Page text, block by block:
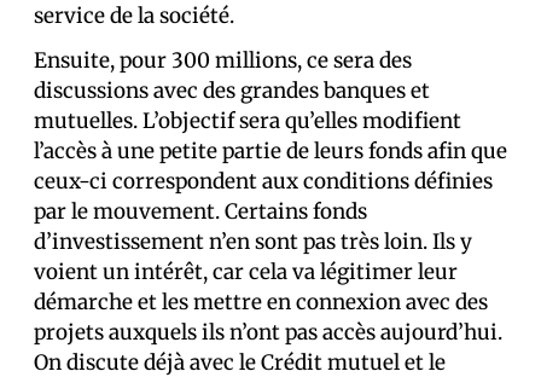
service de la société.
Ensuite, pour 300 millions, ce sera des
discussions avec des grandes banques et
mutuelles. L’objectif sera qu’elles modifient
l’accès à une petite partie de leurs fonds afin que
ceux-ci correspondent aux conditions définies
par le mouvement. Certains fonds
d’investissement n’en sont pas très loin. Ils y
voient un intérêt, car cela va légitimer leur
démarche et les mettre en connexion avec des
projets auxquels ils n’ont pas accès aujourd’hui.
On discute déjà avec le Crédit mutuel et le